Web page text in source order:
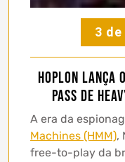
3
Hoplon lança
Pass de
A era da
Machines (HMM),
free-to-play da